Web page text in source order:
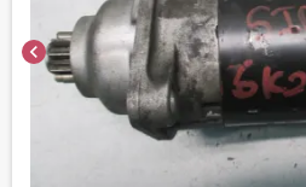
chevron_left